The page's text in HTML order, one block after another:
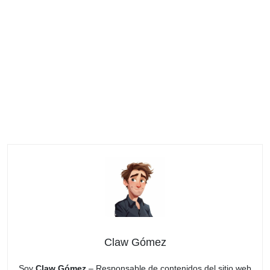
Claw Gómez
Soy Claw Gómez – Responsable de contenidos del sitio web